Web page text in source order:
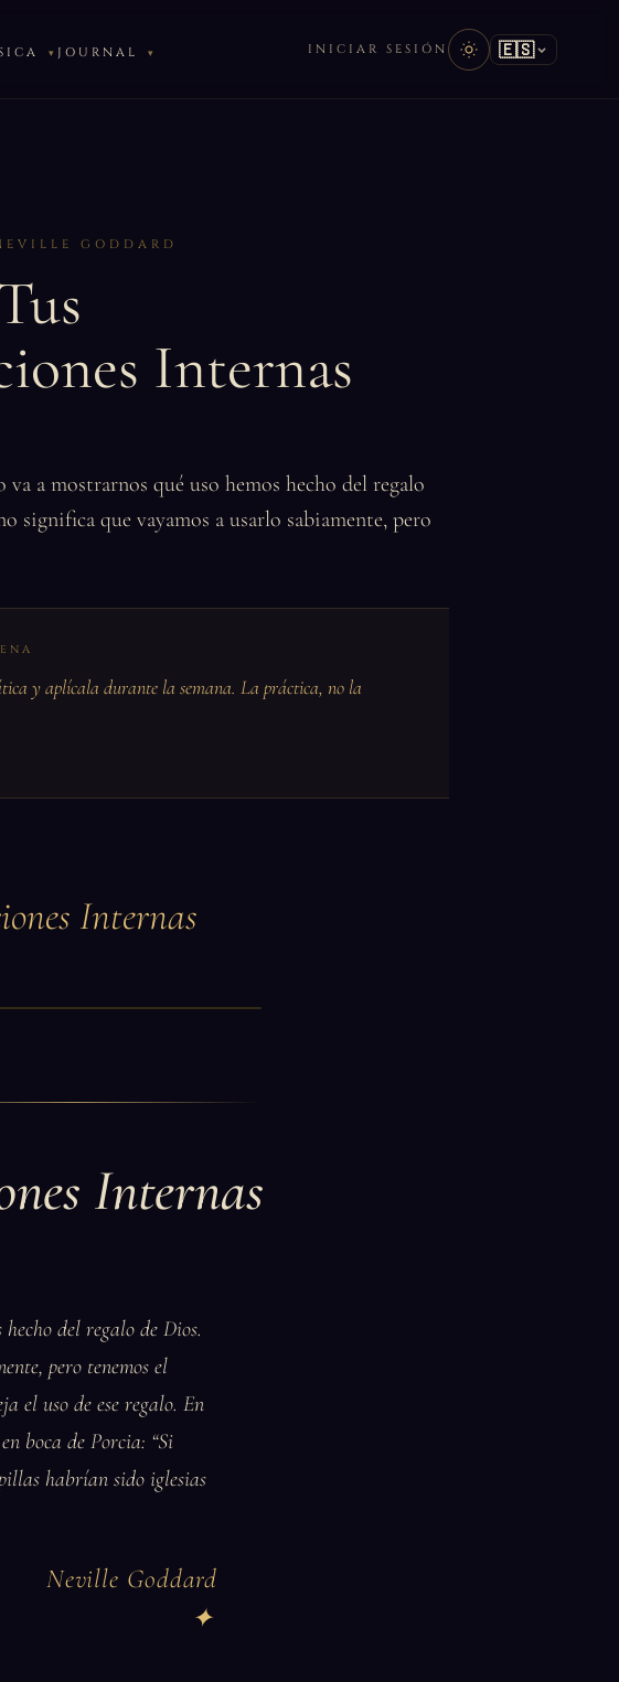
JOURNAL INICIAR SESIÓN 🇪🇸
GODDARD
Internas
a mostrarnos qué uso hemos hecho del regalo
significa que vayamos a usarlo sabiamente, pero
y aplícala durante la semana. La práctica, no la
Internas
Internas
del regalo de Dios.
pero tenemos el
el uso de ese regalo. En
boca de Porcia: “Si
habrían sido iglesias
Neville Goddard